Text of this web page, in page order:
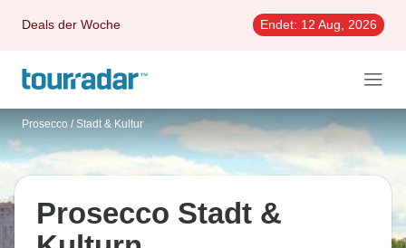
Deals der Woche Endet: 12 Aug, 2026
Prosecco / Stadt & Kultur
Prosecco Stadt &